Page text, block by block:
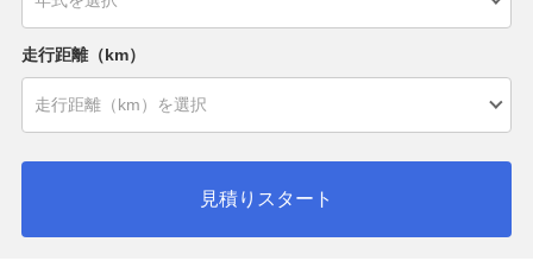
走行距離（km）
見積りスタート